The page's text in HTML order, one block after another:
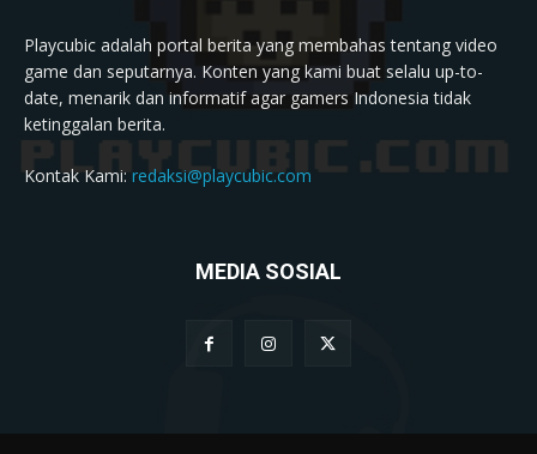
Playcubic adalah portal berita yang membahas tentang video
game dan seputarnya. Konten yang kami buat selalu up-to-
date, menarik dan informatif agar gamers Indonesia tidak
ketinggalan berita.
Kontak Kami:redaksi@playcubic.com
MEDIA SOSIAL